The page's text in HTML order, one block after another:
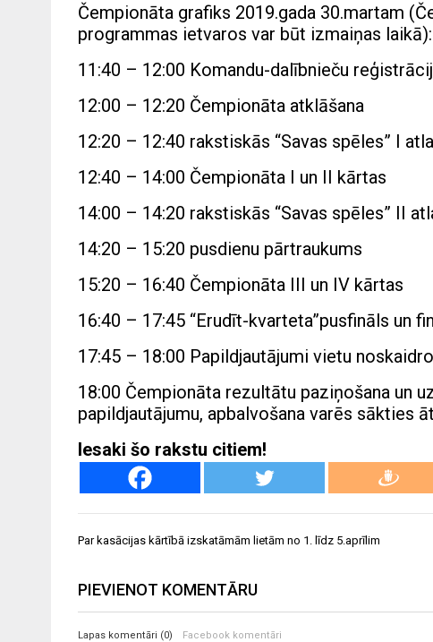
Čempionāta grafiks 2019.gada 30.martam
programmas ietvaros var būt izmaiņas laikā):
11:40 – 12:00 Komandu-dalībnieču
12:00 – 12:20 Čempionāta atklāšana
12:20 – 12:40 rakstiskās “Savas spēles” I
12:40 – 14:00 Čempionāta I un II kārtas
14:00 – 14:20 rakstiskās “Savas spēles” II
14:20 – 15:20 pusdienu pārtraukums
15:20 – 16:40 Čempionāta III un IV kārtas
16:40 – 17:45 “Erudīt-kvarteta”pusfināls un
17:45 – 18:00 Papildjautājumi vietu
18:00 Čempionāta rezultātu paziņošana un
papildjautājumu, apbalvošana varēs sākties
Iesaki šo rakstu citiem!
Ziņu
Par kasācijas kārtībā izskatāmām lietām no 1. līdz 5.aprīlim
PIEVIENOT KOMENTĀRU
Lapas komentāri (0) Facebook komentāri